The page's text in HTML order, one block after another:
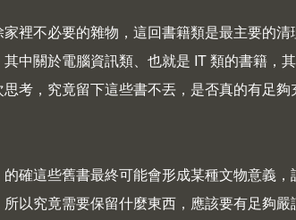
裡不必要的雜物，這回書籍類是最主要的
中關於電腦資訊類、也就是 IT 類的書籍，
考，究竟留下這些書不丟，是否真的有足夠
確這些舊書最終可能會形成某種文物意義
以究竟需要保留什麼東西，應該要有足夠